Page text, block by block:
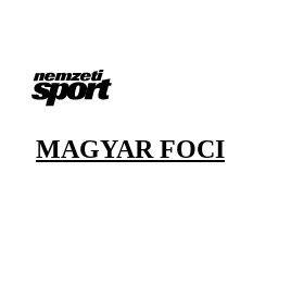
MAGYAR FOCI